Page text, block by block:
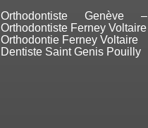
Orthodontiste Genève –
Orthodontiste Ferney Voltaire
Orthodontie Ferney Voltaire
Dentiste Saint Genis Pouilly